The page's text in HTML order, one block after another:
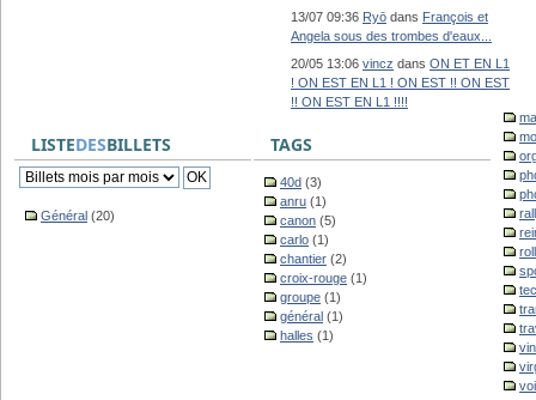
13/07 09:36 Ryō dans François et
Angela sous des trombes d'eaux...
20/05 13:06 vincz dans ON ET EN L1
! ON EST EN L1 ! ON EST !! ON EST
!! ON EST EN L1 !!!!
LISTEDESBILLETS
Général (20)
TAGS
40d (3)
anru (1)
canon (5)
carlo (1)
chantier (2)
croix-rouge (1)
groupe (1)
général (1)
halles (1)